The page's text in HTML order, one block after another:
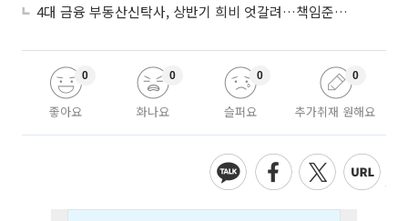
4대 금융 부동산신탁사, 상반기 희비 엇갈려…책임준공 손실 반영 시점이 갈랐다
좋아요
0
화나요
0
슬퍼요
0
추가취재 원해요
0